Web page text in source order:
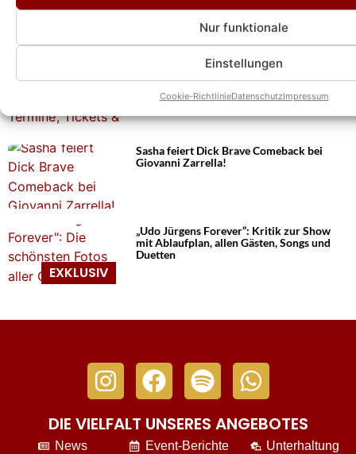
Nur funktionale
Einstellungen
Cookie-RichtlinieDatenschutzImpressum
Sasha geht als Dick Brave 2026 auf Tour!
Hier alle Termine, Tickets und Infos zum
Comeback von Sasha als Rockabilly-
Sasha feiert Dick Brave Comeback bei
Giovanni Zarrella!
„Udo Jürgens Forever“: Kritik zur Show
mit Ablaufplan, allen Gästen, Songs und
Duetten
DIE VIELFALT UNSERES ANGEBOTES
News
Event-Berichte
Unterhaltung